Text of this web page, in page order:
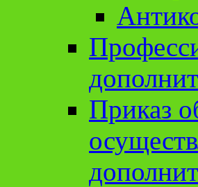
Приказ